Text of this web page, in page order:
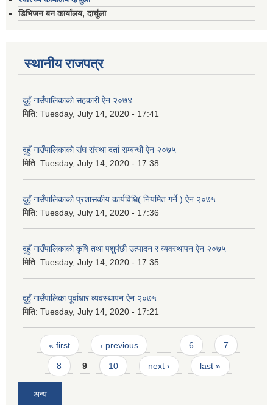
डिभिजन बन कार्यालय, दार्चुला
स्थानीय राजपत्र
दुहुँ गाउँपालिकाको सहकारी ऐन २०७४
मिति: Tuesday, July 14, 2020 - 17:41
दुहुँ गाउँपालिकाको संघ संस्था दर्ता सम्बन्धी ऐन २०७५
मिति: Tuesday, July 14, 2020 - 17:38
दुहुँ गाउँपालिकाको प्रशासकीय कार्यविधि( नियमित गर्ने ) ऐन २०७५
मिति: Tuesday, July 14, 2020 - 17:36
दुहुँ गाउँपालिकाको कृषि तथा पशुपंछी उत्पादन र व्यवस्थापन ऐन २०७५
मिति: Tuesday, July 14, 2020 - 17:35
दुहुँ गाउँपालिका पूर्वाधार व्यवस्थापन ऐन २०७५
मिति: Tuesday, July 14, 2020 - 17:21
Pages
« first ‹ previous 6 7
8 9 10 next › last »
अन्य